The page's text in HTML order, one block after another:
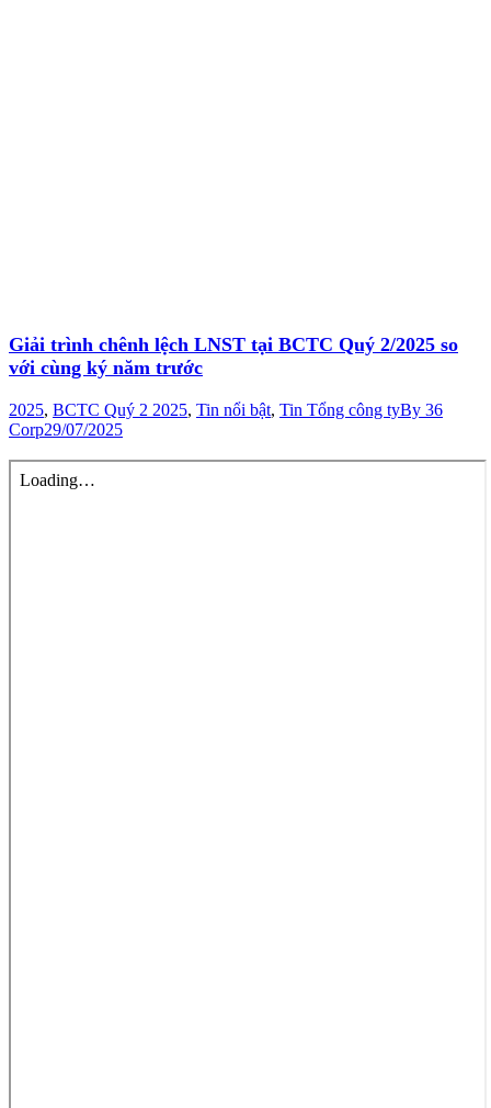
Giải trình chênh lệch LNST tại BCTC Quý 2/2025 so
với cùng ký năm trước
2025, BCTC Quý 2 2025, Tin nổi bật, Tin Tổng công tyBy 36
Corp29/07/2025